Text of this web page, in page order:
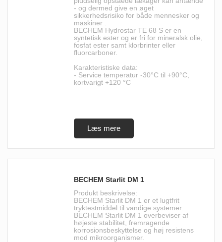
- og dermed give en øget
sikkerhedsrisiko for både mennesker og
maskiner .
BECHEM Hydrostar TE 68 S er en
syntetisk ester og er fri for mineralsk olie,
fosfat ester samt klorbrinter eller
fluorcarboner.
Karakteristiske data:
- Service temperatur -30°C til +90°C,
kortvarigt +120 °C
BECHEM Starlit DM 1
Produkt beskrivelse:
BECHEM Starlit DM 1 er et lugtfrit
tryktestmiddel til vandige systemer.
BECHEM Starlit DM 1 overbeviser af
højeste stabilitet, fremragende
korrosionsbeskyttelse og høj resistens
mod mikroorganismer.